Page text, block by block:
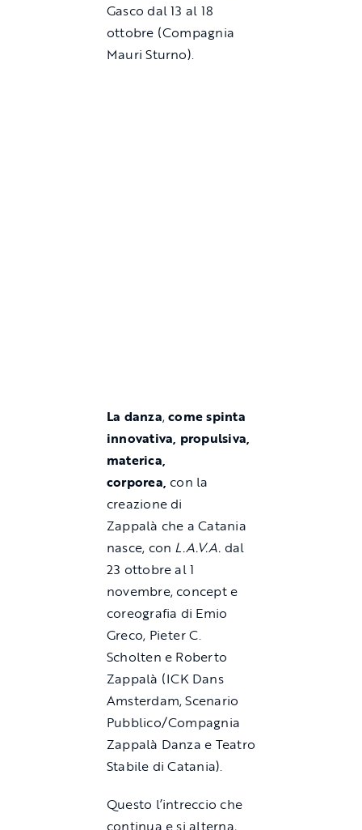
Gasco dal 13 al 18
ottobre (Compagnia
Mauri Sturno).
La danza,come spinta
innovativa, propulsiva,
materica,
corporea, con la
creazione di
Zappalà che a Catania
nasce, con L.A.V.A. dal
23 ottobre al 1
novembre, concept e
coreografia di Emio
Greco, Pieter C.
Scholten e Roberto
Zappalà (ICK Dans
Amsterdam, Scenario
Pubblico/Compagnia
Zappalà Danza e Teatro
Stabile di Catania).
Questo l’intreccio che